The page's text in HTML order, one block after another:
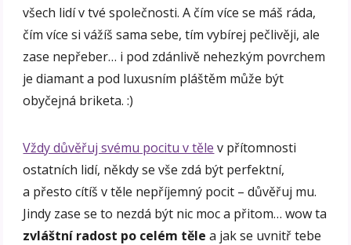
všech lidí v tvé společnosti. A čím více se máš ráda,
čím více si vážíš sama sebe, tím vybírej pečlivěji, ale
zase nepřeber… i pod zdánlivě nehezkým povrchem
je diamant a pod luxusním pláštěm může být
obyčejná briketa. :)
Vždy důvěřuj svému pocitu v těle v přítomnosti
ostatních lidí, někdy se vše zdá být perfektní,
a přesto cítíš v těle nepříjemný pocit – důvěřuj mu.
Jindy zase se to nezdá být nic moc a přitom… wow ta
zvláštní radost po celém těle a jak se uvnitř tebe